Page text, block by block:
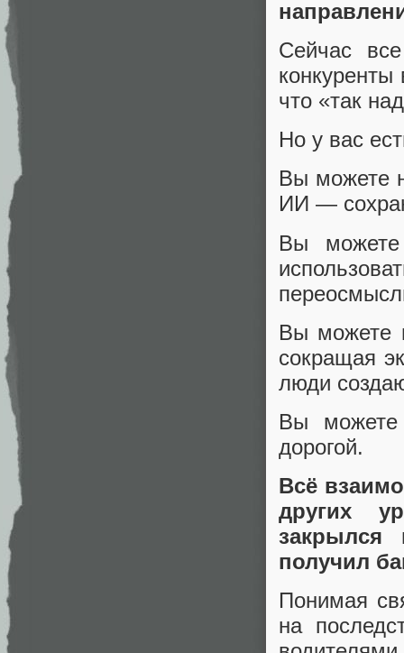
Сейчас
что «так
Но у вас
Вы можете
ИИ —
Вы можете
Вы можете
сокращая
люди
Вы
дорогой.
Всё
других
получил
Понимая
на